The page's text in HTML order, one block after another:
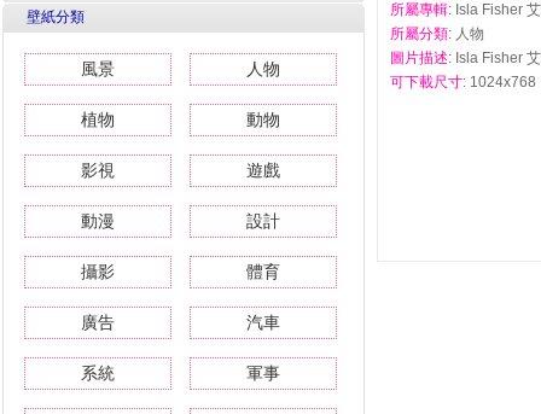
壁紙分類
風景 人物
植物 動物
影視 遊戲
動漫 設計
攝影 體育
廣告 汽車
系統 軍事
所屬專輯: Isla Fisher
所屬分類: 人物
圖片描述: Isla Fisher
可下載尺寸: